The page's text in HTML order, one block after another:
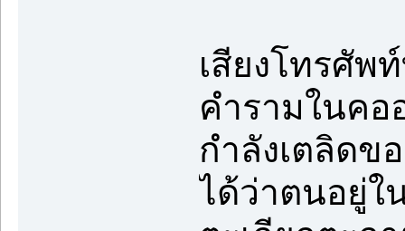
เสียงโทรศัพ
คำรามในค
กำลังเตลิดข
ได้ว่าตนอยู่ใ